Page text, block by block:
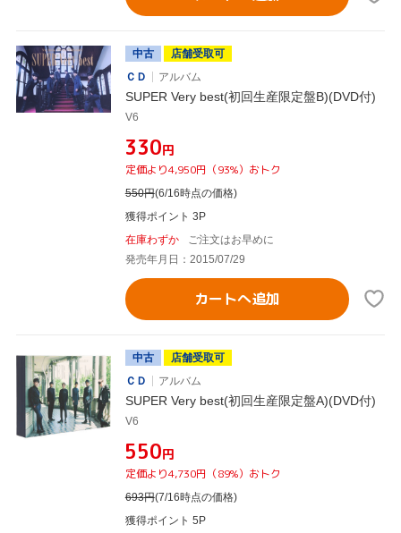
中古
店舗受取可
ＣＤ
アルバム
SUPER Very best(初回生産限定盤B)(DVD付)
V6
¥330円
定価より4,950円（93%）おトク
550円(6/16時点の価格)
獲得ポイント 3P
在庫わずか
ご注文はお早めに
発売年月日：2015/07/29
カートへ追加
中古
店舗受取可
ＣＤ
アルバム
SUPER Very best(初回生産限定盤A)(DVD付)
V6
¥550円
定価より4,730円（89%）おトク
693円(7/16時点の価格)
獲得ポイント 5P